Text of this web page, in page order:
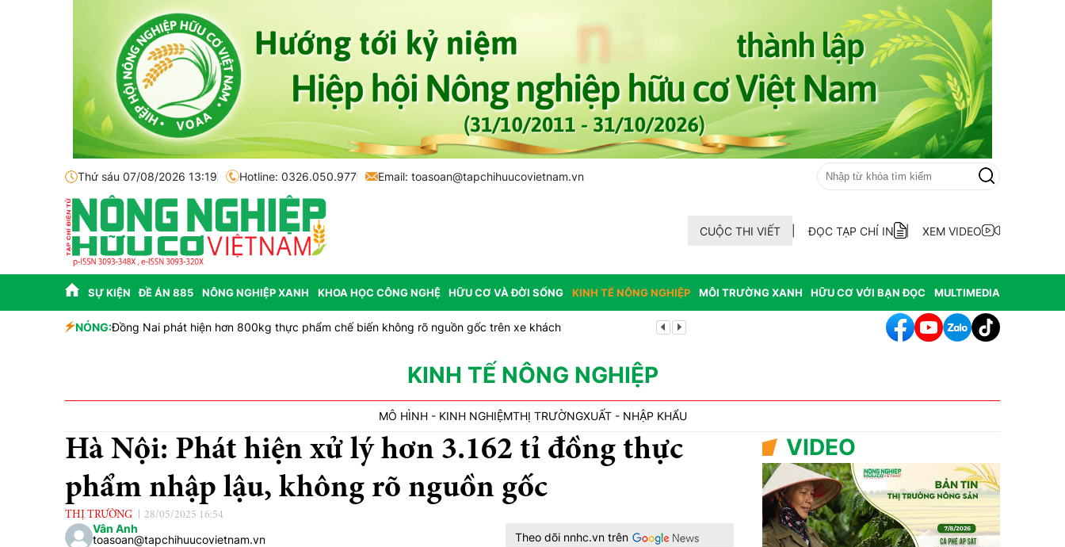
Thứ sáu 07/08/2026 13:19 Hotline: 0326.050.977 Email: toasoan@tapchihuucovietnam.vn
CUỘC THI VIẾT ĐỌC TẠP CHÍ IN XEM VIDEO
SỰ KIỆN ĐỀ ÁN 885 NÔNG NGHIỆP XANH KHOA HỌC CÔNG NGHỆ HỮU CƠ VÀ ĐỜI SỐNG KINH TẾ NÔNG NGHIỆP MÔI TRƯỜNG XANH HỮU CƠ VỚI BẠN ĐỌC MULTIMEDIA
NÓNG:Đồng Nai phát hiện hơn 800kg thực phẩm chế biến không rõ nguồn gốc trên xe khách Cảnh báo canh tác cần sa làm thay đổi môi trường nghiêm trọng tại Hoa Kỳ
KINH TẾ NÔNG NGHIỆP
MÔ HÌNH - KINH NGHIỆMTHỊ TRƯỜNGXUẤT - NHẬP KHẨU
Hà Nội: Phát hiện xử lý hơn 3.162 tỉ đồng thực
phẩm nhập lậu, không rõ nguồn gốc
THỊ TRƯỜNG 28/05/2025 16:54
Vân Anh
toasoan@tapchihuucovietnam.vn
Theo dõi nnhc.vn trên
VIDEO